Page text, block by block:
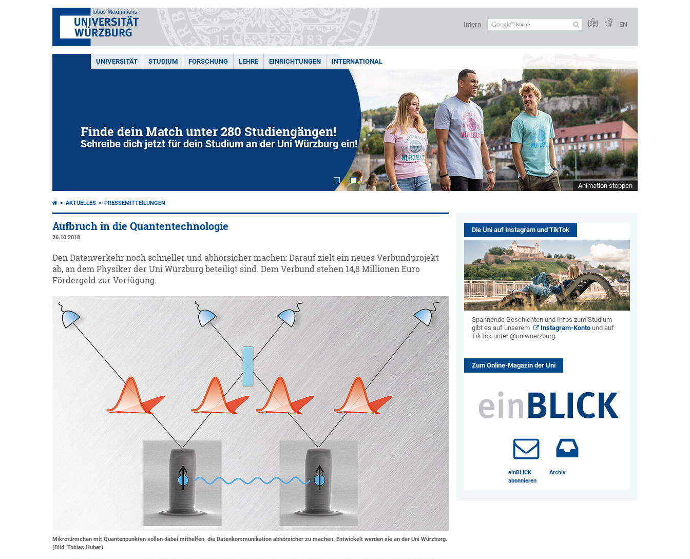
Intern EN
UNIVERSITÄT STUDIUM FORSCHUNG LEHRE EINRICHTUNGEN INTERNATIONAL
Finde dein Match unter 280 Studiengängen!
Schreibe dich jetzt für dein Studium an der Uni Würzburg ein!
Animation stoppen
AKTUELLES PRESSEMITTEILUNGEN
Aufbruch in die Quantentechnologie
26.10.2018
Den Datenverkehr noch schneller und abhörsicher machen: Darauf zielt ein neues Verbundprojekt
ab, an dem Physiker der Uni Würzburg beteiligt sind. Dem Verbund stehen 14,8 Millionen Euro
Fördergeld zur Verfügung.
Mikrotürmchen mit Quantenpunkten sollen dabei mithelfen, die Datenkommunikation abhörsicher zu machen. Entwickelt werden sie an der Uni Würzburg.
(Bild: Tobias Huber)
Die Uni auf Instagram und TikTok
Spannende Geschichten und Infos zum Studium
gibt es auf unserem
Instagram-Konto und auf
TikTok unter @uniwuerzburg.
Zum Online-Magazin der Uni
einBLICK
abonnieren
Archiv